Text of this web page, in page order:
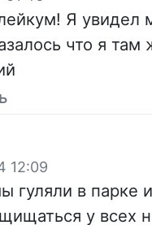
Я увидел
что я
12:09
гуляли в парке
у всех